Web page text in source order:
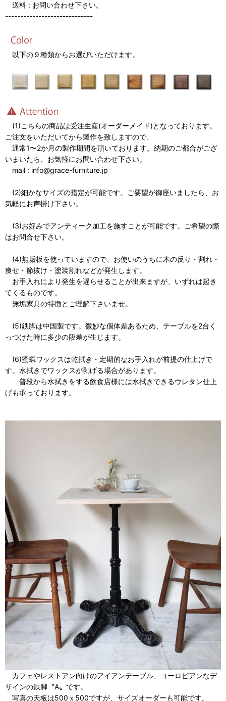
送料 : お問い合わせ下さい。
-----------------------------
以下の９種類からお選びいただけます。
(1)こちらの商品は受注生産(オーダーメイド)となっております。
ご注文をいただいてから製作を致しますので、
通常1〜2か月の製作期間を頂いております。納期のご都合がござ
いまいたら、お気軽にお問い合わせ下さい。
mail : info@grace-furniture.jp
(2)細かなサイズの指定が可能です。ご要望が御座いましたら、お
気軽にお声掛け下さい。
(3)お好みでアンティーク加工を施すことが可能です。ご希望の際
はお問合せ下さい。
(4)無垢板を使っていますので、お使いのうちに木の反り・割れ・
痩せ・節抜け・塗装割れなどが発生します。
お手入れにより発生を遅らせることが出来ますが、いずれは起き
てくるものです。
無垢家具の特徴とご理解下さいませ。
(5)鉄脚は中国製です。微妙な個体差あるため、テーブルを2台く
っつけた時に多少の段差が生じます。
(6)蜜蝋ワックスは乾拭き・定期的なお手入れが前提の仕上げで
す。水拭きでワックスが剥げる場合があります。
普段から水拭きをする飲食店様には水拭きできるウレタン仕上
げも承っております。
カフェやレストアン向けのアイアンテーブル、ヨーロピアンなデ
ザインの鉄脚〝A〟です。
写真の天板は500ｘ500ですが、サイズオーダーも可能です。